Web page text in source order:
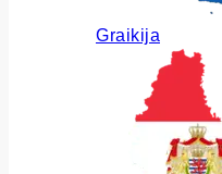
Graikija